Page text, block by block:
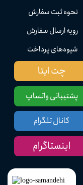
نحوه ثبت سفارش
رویه ارسال سفارش
شیوه‌های پرداخت
پشتیبانی واتساپ
چت ایتا
کانال تلگرام
اینستاگرام